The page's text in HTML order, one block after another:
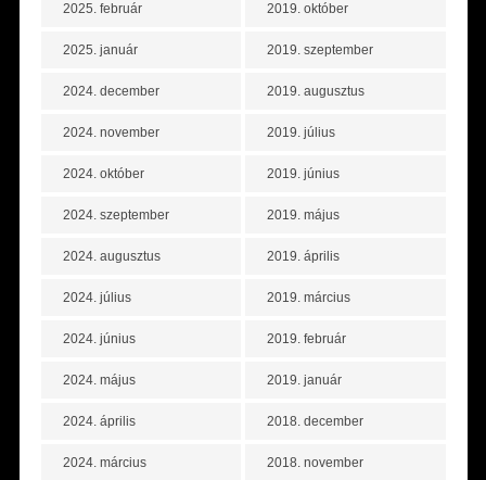
2025. február
2025. január
2024. december
2024. november
2024. október
2024. szeptember
2024. augusztus
2024. július
2024. június
2024. május
2024. április
2024. március
2019. október
2019. szeptember
2019. augusztus
2019. július
2019. június
2019. május
2019. április
2019. március
2019. február
2019. január
2018. december
2018. november